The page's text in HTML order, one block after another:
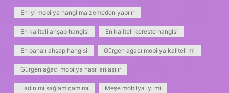
En iyi mobilya hangi malzemeden yapılır
En kaliteli ahşap hangisi En kaliteli kereste hangisi
En pahalı ahşap hangisi Gürgen ağacı mobilya kaliteli mi
Gürgen ağacı mobilya nasıl anlaşılır
Ladin mi sağlam çam mı Meşe mobilya iyi mi